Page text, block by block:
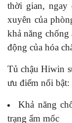
thời gian, ngay
xuyên của
khả năng
động của hóa
Tủ chậu Hiwin
ưu điểm nổi bật:
Khả năng
trạng ẩm mốc